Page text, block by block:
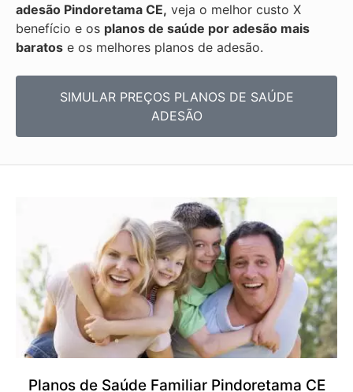
adesão Pindoretama CE, veja o melhor custo X
benefício e os planos de saúde por adesão mais
baratos e os melhores planos de adesão.
SIMULAR PREÇOS PLANOS DE SAÚDE
ADESÃO
Planos de Saúde Familiar Pindoretama CE